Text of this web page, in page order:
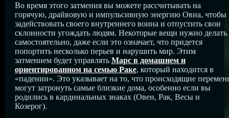
Во время этого затмения вы можете рассчитывать на
горячую, драйвовую и импульсивную энергию Овна, чтобы
задействовать своего внутреннего воина и отпустить свои
склонности угождать людям. Некоторые вещи нужно делать
самостоятельно, даже если это означает, что придется
попортить несколько перьев и нарушить мир. Этим
затмением будет управлять Марс в домашнем и
ориентированном на семью Раке, который находится в
«падении». Это указывает на то, что происходящие
могут затронуть самые близкие дома, особенно если вы
родились в кардинальных знаках (Овен, Рак, Весы и
Козерог).